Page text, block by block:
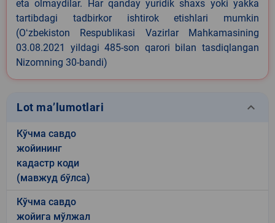
eta olmaydilar. Har qanday yuridik shaxs yoki yakka
tartibdagi tadbirkor ishtirok etishlari mumkin
(Oʻzbekiston Respublikasi Vazirlar Mahkamasining
03.08.2021 yildagi 485-son qarori bilan tasdiqlangan
Nizomning 30-bandi)
Lot ma’lumotlari keyboard_arrow_down
Кўчма савдо
жойининг
кадастр коди
(мавжуд бўлса)
Кўчма савдо
жойига мўлжал